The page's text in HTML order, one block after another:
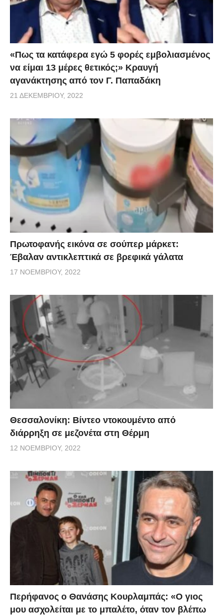
«Πως τα κατάφερα εγώ 5 φορές εμβoλιασμένος
να είμαι 13 μέρες θετικός;» Κραυγή
αγανάκτησης από τον Γ. Παπαδάκη
21 ΔΕΚΕΜΒΡΊΟΥ, 2022
Πρωτοφανής εικόνα σε σούπερ μάρκετ:
Έβαλαν αντικλεπτικά σε βρεφικά γάλατα
17 ΝΟΕΜΒΡΊΟΥ, 2022
Θεσσαλονίκη: Βίντεο ντοκουμέντο από
διάρρηξη σε μεζονέτα στη Θέρμη
12 ΝΟΕΜΒΡΊΟΥ, 2022
Περήφανος ο Θανάσης Κουρλαμπάς: «Ο γιος
μου ασχολείται με το μπαλέτο, όταν τον βλέπω